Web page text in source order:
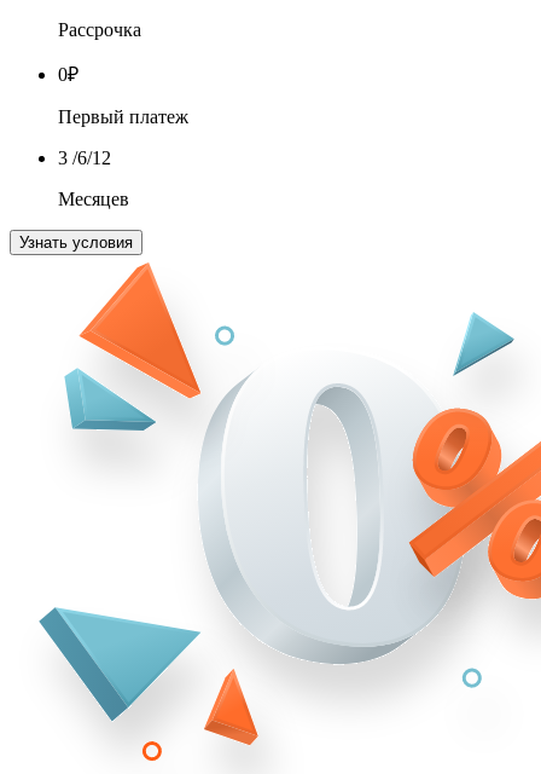
Рассрочка
0₽
Первый платеж
3 /6/12
Месяцев
Узнать условия